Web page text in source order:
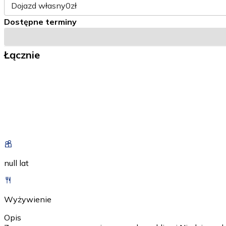
Dojazd własny0zł
Dostępne terminy
Łącznie
null lat
Wyżywienie
Opis